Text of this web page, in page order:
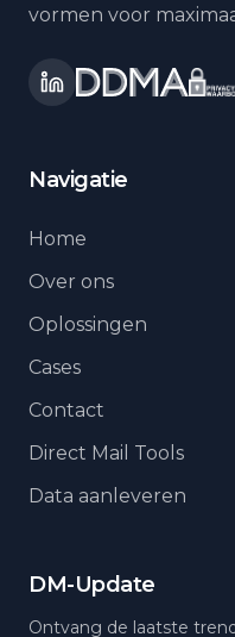
vormen voor
Navigatie
Home
Over ons
Oplossingen
Cases
Contact
Direct Mail Tools
Data aanleveren
DM-Update
Ontvang de laatste